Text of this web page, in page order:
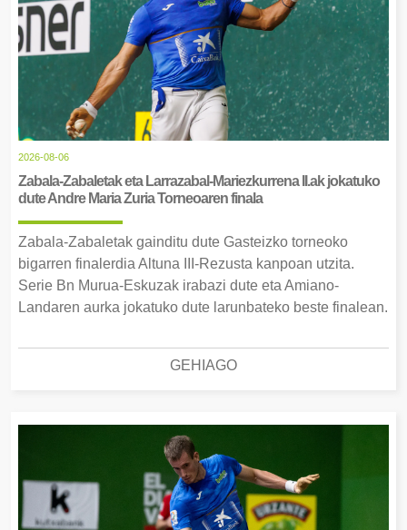
2026-08-06
Zabala-Zabaletak eta Larrazabal-Mariezkurrena II.ak jokatuko
dute Andre Maria Zuria Torneoaren finala
Zabala-Zabaletak gainditu dute Gasteizko torneoko
bigarren finalerdia Altuna III-Rezusta kanpoan utzita.
Serie Bn Murua-Eskuzak irabazi dute eta Amiano-
Landaren aurka jokatuko dute larunbateko beste finalean.
GEHIAGO